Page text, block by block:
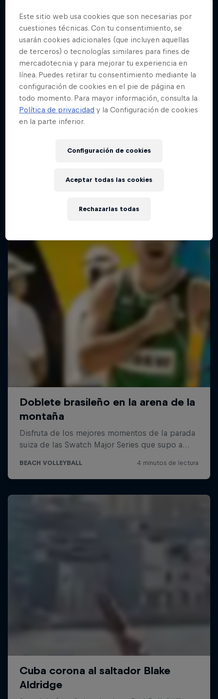
Este sitio web usa cookies que son necesarias por
cuestiones técnicas. Con tu consentimiento, se
usarán cookies adicionales (que incluyen aquellas
de terceros) o tecnologías similares para fines de
mercadotecnia y para mejorar tu experiencia en
línea. Puedes retirar tu consentimiento mediante la
configuración de cookies en el pie de página en
todo momento. Para mayor información, consulta la
Política de privacidad y la Configuración de cookies
en la parte inferior.
Configuración de cookies
Rechazarlas todas
Aceptar todas las cookies